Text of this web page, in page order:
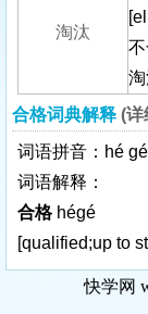
淘汰
合格词典解释 (详
词语拼音：hé gé
词语解释：
合格 hégé
[qualified;up to
快学网